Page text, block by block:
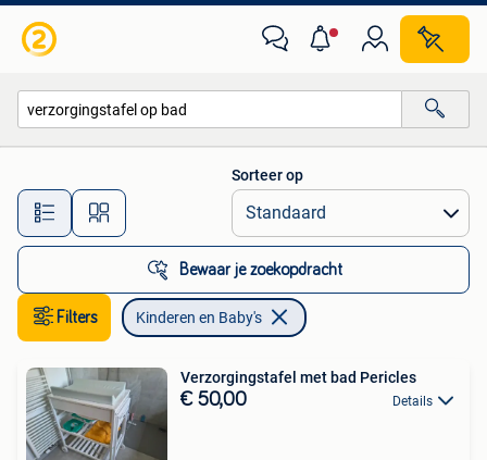
Alle afstanden…
Sorteer op
Bewaar je zoekopdracht
Filters Kinderen en Baby's
Verzorgingstafel met bad Pericles
€ 50,00 Details